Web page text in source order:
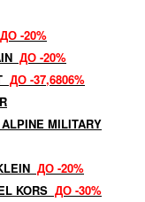
ДО -20%
ДО -20%
ДО -37,6806%
MILITARY
ДО -20%
KORS ДО -30%